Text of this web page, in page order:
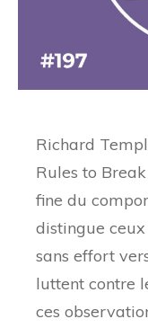
Richard
Rules to
fine du
distingue ceux
sans effort
luttent contre
ces